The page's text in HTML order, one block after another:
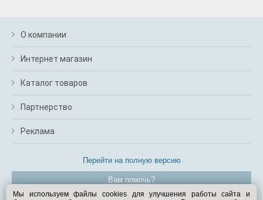
О компании
Интернет магазин
Каталог товаров
Партнерство
Реклама
Перейти на полную версию
Вам помочь?
Мы используем файлы cookies для улучшения работы сайта и